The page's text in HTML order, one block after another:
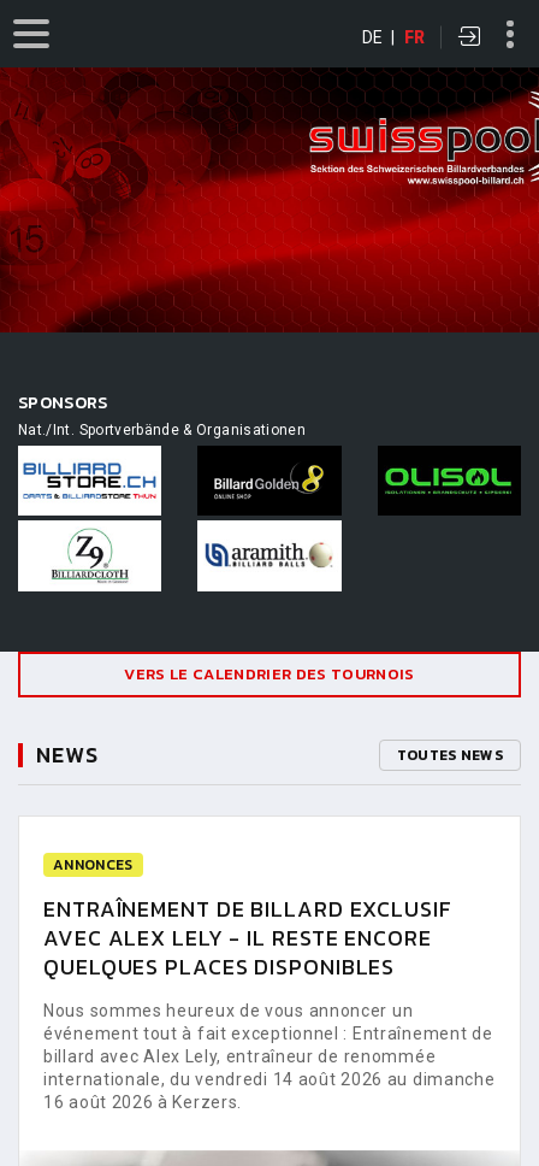
DE | FR
SPONSORS
Nat./Int. Sportverbände & Organisationen
VERS LE CALENDRIER DES TOURNOIS
NEWS TOUTES NEWS
ANNONCES
ENTRAÎNEMENT DE BILLARD EXCLUSIF
AVEC ALEX LELY - IL RESTE ENCORE
QUELQUES PLACES DISPONIBLES
Nous sommes heureux de vous annoncer un
événement tout à fait exceptionnel : Entraînement de
billard avec Alex Lely, entraîneur de renommée
internationale, du vendredi 14 août 2026 au dimanche
16 août 2026 à Kerzers.